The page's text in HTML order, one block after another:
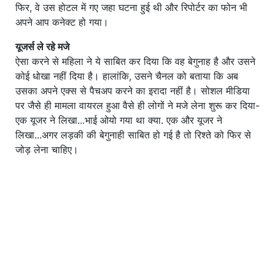
फिर, वे उस होटल में गए जहा घटना हुई थी और रिपोर्टर का फोन भी
अपने आप कनेक्ट हो गया।
यूजर्स ले रहे मजे
ऐसा करने से महिला ने ये साबित कर दिया कि वह बेगुनाह है और उसने
कोई धोखा नहीं दिया है। हालांकि, उसने चैनल को बताया कि अब
उसका अपने एक्स से पैचअप करने का इरादा नहीं है। सोशल मीडिया
पर जैसे ही मामला वायरल हुआ वैसे ही लोगों ने मजे लेना शुरू कर दिया-
एक यूजर ने लिखा...भाई ओयो गया था क्या. एक और यूजर ने
लिखा...अगर लड़की की बेगुनाही साबित हो गई है तो रिश्ते को फिर से
जोड़ लेना चाहिए।